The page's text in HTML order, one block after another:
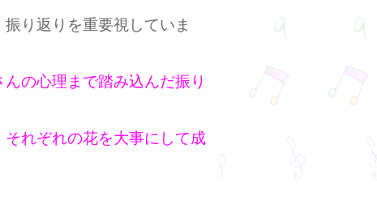
り返りを重要視していま
の心理まで踏み込んだ振り
れぞれの花を大事にして成